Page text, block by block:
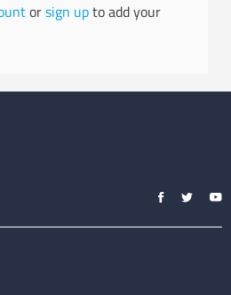
orsign upto add your